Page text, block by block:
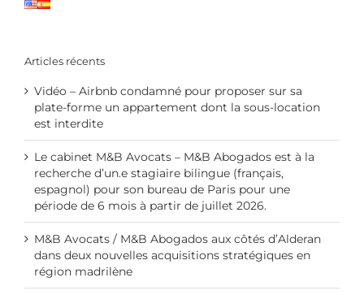
Articles récents
Vidéo – Airbnb condamné pour proposer sur sa
plate-forme un appartement dont la sous-location
est interdite
Le cabinet M&B Avocats – M&B Abogados est à la
recherche d’un.e stagiaire bilingue (français,
espagnol) pour son bureau de Paris pour une
période de 6 mois à partir de juillet 2026.
M&B Avocats / M&B Abogados aux côtés d’Alderan
dans deux nouvelles acquisitions stratégiques en
région madrilène